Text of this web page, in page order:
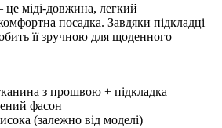
міді-довжина, легкий
посадка. Завдяки підкладці
її зручною для щоденного
з прошвою + підкладка
фасон
(залежно від моделі)